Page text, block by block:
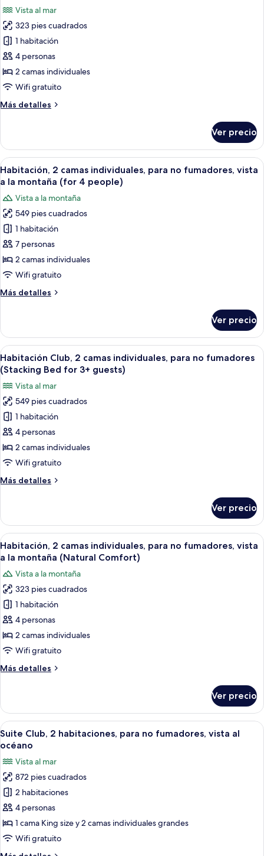
fotos
de
Habitación
Confort,
2
camas
para
vista
al
océano
Vista al mar
323 pies cuadrados
1 habitación
4 personas
2 camas individuales
Wifi gratuito
Más detalles
Más
Confort,
camas
individuales,
no
fumadores,
vista
al
océano
Ver precio
Abrir
todas
fotos
de
Habitación,
2
camas
individuales,
no
a
la
montaña
(for
4
people)
Dos camas individuales con
6
Habitación, 2 camas individuales, para no fumadores, vista
a la montaña (for 4 people)
Vista a la montaña
549 pies cuadrados
1 habitación
7 personas
2 camas individuales
Wifi gratuito
Más detalles
Más
2
camas
individuales,
para
no
fumadores,
vista
a
la
montaña
4
people)
Ver precio
Abrir
todas
las
fotos
de
Habitación
Club,
2
camas
para
(Stacking
Bed
for
3+
guests)
Habitación de hotel con una cama
8
Habitación Club, 2 camas individuales, para no fumadores
(Stacking Bed for 3+ guests)
Vista al mar
549 pies cuadrados
1 habitación
4 personas
2 camas individuales
Wifi gratuito
Más detalles
Más
Club,
camas
individuales,
no
fumadores
(Stacking
Bed
for
guests)
Ver precio
Abrir
todas
fotos
de
Habitación,
2
camas
individuales,
no
a
la
montaña
(Natural
Comfort)
Habitación de hotel con dos camas,
5
Habitación, 2 camas individuales, para no fumadores, vista
a la montaña (Natural Comfort)
Vista a la montaña
323 pies cuadrados
1 habitación
4 personas
2 camas individuales
Wifi gratuito
Más detalles
Más
2
camas
individuales,
para
fumadores,
vista
a
la
montaña
Comfort)
Ver precio
Abrir
todas
fotos
de
Suite
Club,
2
habitaciones,
Una cama grande con cabecera de
5
Suite Club, 2 habitaciones, para no fumadores, vista al
océano
Vista al mar
872 pies cuadrados
2 habitaciones
4 personas
1 cama King size y 2 camas individuales grandes
Wifi gratuito